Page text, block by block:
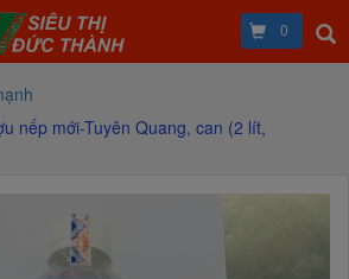
0
nếp mới-Tuyên Quang, can (2 lít,